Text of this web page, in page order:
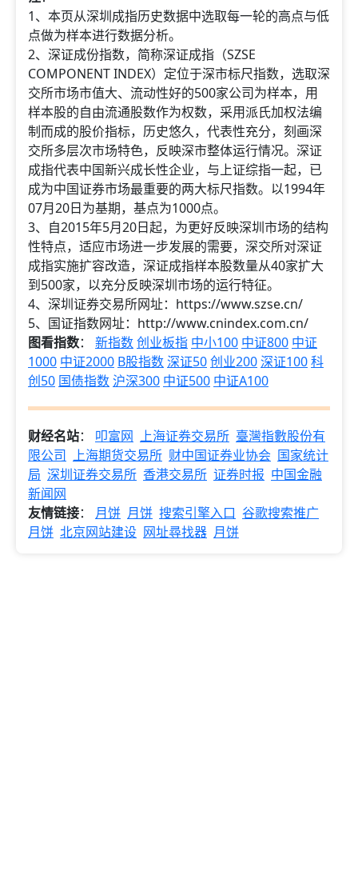
1、本页从深圳成指历史数据中选取每一轮的高点与低
点做为样本进行数据分析。
2、深证成份指数，简称深证成指（SZSE
COMPONENT INDEX）定位于深市标尺指数，选取深
交所市场市值大、流动性好的500家公司为样本，用
样本股的自由流通股数作为权数，采用派氏加权法编
制而成的股价指标，历史悠久，代表性充分，刻画深
交所多层次市场特色，反映深市整体运行情况。深证
成指代表中国新兴成长性企业，与上证综指一起，已
成为中国证券市场最重要的两大标尺指数。以1994年
07月20日为基期，基点为1000点。
3、自2015年5月20日起，为更好反映深圳市场的结构
性特点，适应市场进一步发展的需要，深交所对深证
成指实施扩容改造，深证成指样本股数量从40家扩大
到500家，以充分反映深圳市场的运行特征。
4、深圳证券交易所网址：https://www.szse.cn/
5、国证指数网址：http://www.cnindex.com.cn/
图看指数： 新指数创业板指 中小100 中证800 中证
1000 中证2000 B股指数深证50创业200深证100科
创50 国债指数沪深300 中证500 中证A100
财经名站： 叩富网 上海证券交易所 臺灣指數股份有
限公司 上海期货交易所 财中国证券业协会 国家统计
局 深圳证券交易所 香港交易所 证券时报 中国金融
新闻网
友情链接： 月饼 月饼 搜索引擎入口 谷歌搜索推广
月饼 北京网站建设 网址尋找器 月饼